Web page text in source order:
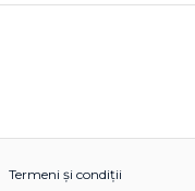
Termeni și condiții